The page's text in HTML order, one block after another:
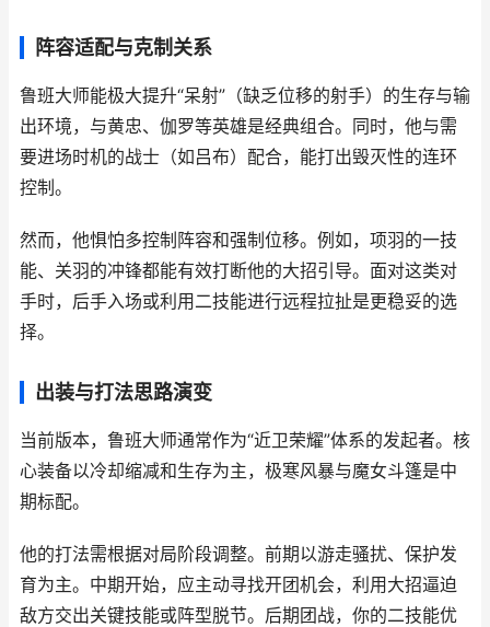
阵容适配与克制关系
鲁班大师能极大提升“呆射”（缺乏位移的射手）的生存与输
出环境，与黄忠、伽罗等英雄是经典组合。同时，他与需
要进场时机的战士（如吕布）配合，能打出毁灭性的连环
控制。
然而，他惧怕多控制阵容和强制位移。例如，项羽的一技
能、关羽的冲锋都能有效打断他的大招引导。面对这类对
手时，后手入场或利用二技能进行远程拉扯是更稳妥的选
择。
出装与打法思路演变
当前版本，鲁班大师通常作为“近卫荣耀”体系的发起者。核
心装备以冷却缩减和生存为主，极寒风暴与魔女斗篷是中
期标配。
他的打法需根据对局阶段调整。前期以游走骚扰、保护发
育为主。中期开始，应主动寻找开团机会，利用大招逼迫
敌方交出关键技能或阵型脱节。后期团战，你的二技能优